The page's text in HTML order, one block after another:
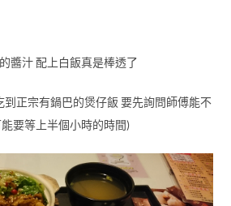
醬汁 配上白飯真是棒透了
到正宗有鍋巴的煲仔飯 要先詢問師傅能不
要等上半個小時的時間)